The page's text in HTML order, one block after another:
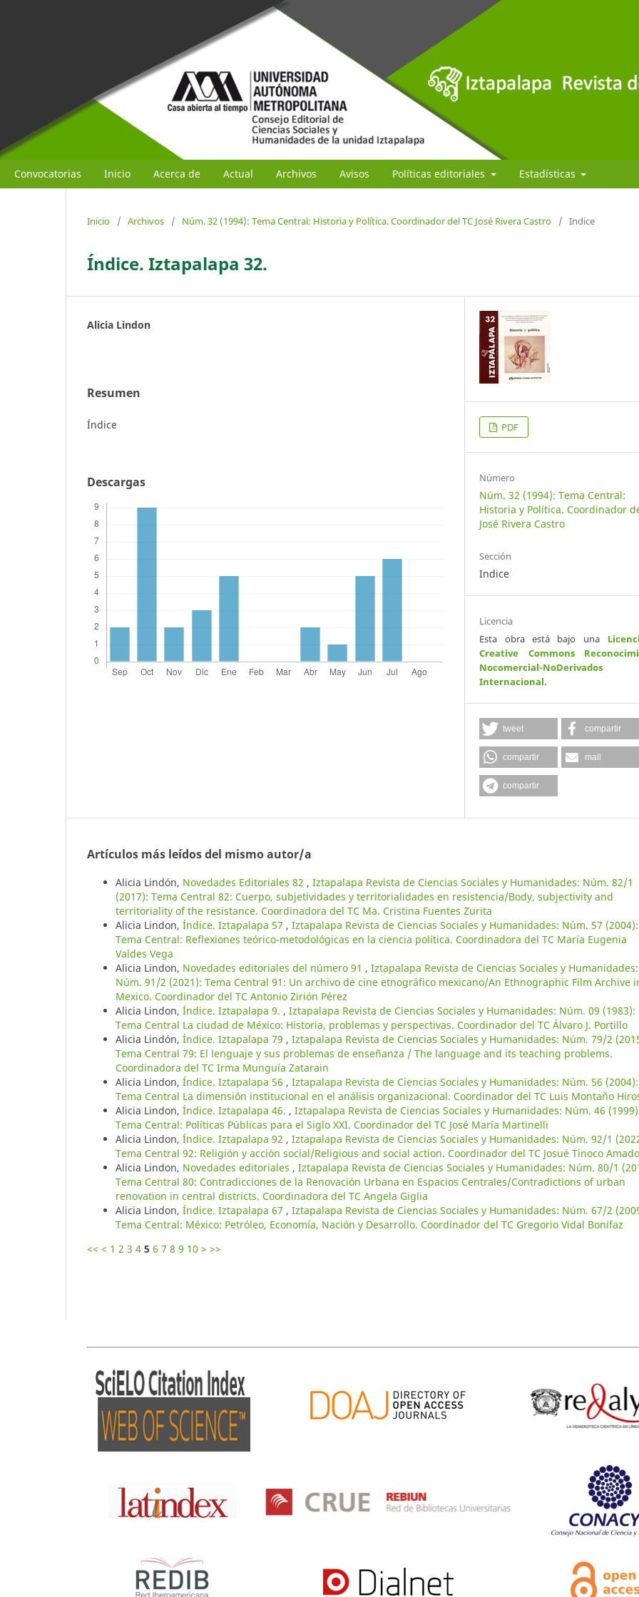
Convocatorias Inicio Acerca de Actual Archivos Avisos Políticas editoriales Estadísticas
Inicio / Archivos / Núm. 32 (1994): Tema Central: Historia y Política. Coordinador del TC José Rivera Castro / Indice
Índice. Iztapalapa 32.
Alicia Lindon
Resumen
Índice
Descargas
PDF
Número
Núm. 32 (1994): Tema Central:
Historia y Política. Coordinador
José Rivera Castro
Sección
Indice
Licencia
Esta obra está bajo una
Creative Commons
Nocomercial-
Internacional.
tweet compartir
compartir mail
compartir
Artículos más leídos del mismo autor/a
Alicia Lindón, Novedades Editoriales 82 , Iztapalapa Revista de Ciencias Sociales y Humanidades: Núm. 82/1
(2017): Tema Central 82: Cuerpo, subjetividades y territorialidades en resistencia/Body, subjectivity and
territoriality of the resistance. Coordinadora del TC Ma. Cristina Fuentes Zurita
Alicia Lindon, Índice. Iztapalapa 57 , Iztapalapa Revista de Ciencias Sociales y Humanidades: Núm. 57 (2004):
Tema Central: Reflexiones teórico-metodológicas en la ciencia política. Coordinadora del TC María Eugenia
Valdes Vega
Alicia Lindon, Novedades editoriales del número 91 , Iztapalapa Revista de Ciencias Sociales y Humanidades:
Núm. 91/2 (2021): Tema Central 91: Un archivo de cine etnográfico mexicano/An Ethnographic Film Archive
Mexico. Coordinador del TC Antonio Zirión Pérez
Alicia Lindon, Índice. Iztapalapa 9. , Iztapalapa Revista de Ciencias Sociales y Humanidades: Núm. 09 (1983):
Tema Central La ciudad de México: Historia, problemas y perspectivas. Coordinador del TC Álvaro J. Portillo
Alicia Lindón, Índice. Iztapalapa 79 , Iztapalapa Revista de Ciencias Sociales y Humanidades: Núm. 79/2
Tema Central 79: El lenguaje y sus problemas de enseñanza / The language and its teaching problems.
Coordinadora del TC Irma Munguía Zatarain
Alicia Lindon, Índice. Iztapalapa 56 , Iztapalapa Revista de Ciencias Sociales y Humanidades: Núm. 56 (2004):
Tema Central La dimensión institucional en el análisis organizacional. Coordinador del TC Luis Montaño
Alicia Lindon, Índice. Iztapalapa 46. , Iztapalapa Revista de Ciencias Sociales y Humanidades: Núm. 46
Tema Central: Políticas Públicas para el Siglo XXI. Coordinador del TC José María Martinelli
Alicia Lindon, Índice. Iztapalapa 92 , Iztapalapa Revista de Ciencias Sociales y Humanidades: Núm. 92/1
Tema Central 92: Religión y acción social/Religious and social action. Coordinador del TC Josué Tinoco
Alicia Lindon, Novedades editoriales , Iztapalapa Revista de Ciencias Sociales y Humanidades: Núm. 80/1
Tema Central 80: Contradicciones de la Renovación Urbana en Espacios Centrales/Contradictions of urban
renovation in central districts. Coordinadora del TC Angela Giglia
Alicia Lindon, Índice. Iztapalapa 67 , Iztapalapa Revista de Ciencias Sociales y Humanidades: Núm. 67/2
Tema Central: México: Petróleo, Economía, Nación y Desarrollo. Coordinador del TC Gregorio Vidal Bonifaz
<< < 1 2 3 4 5 6 7 8 9 10 > >>